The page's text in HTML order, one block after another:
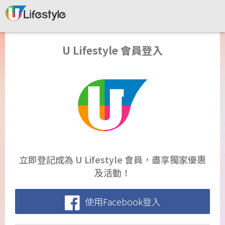
U Lifestyle 會員登入
立即登記成為 U Lifestyle 會員，盡享獨家優惠
及活動！
使用Facebook登入